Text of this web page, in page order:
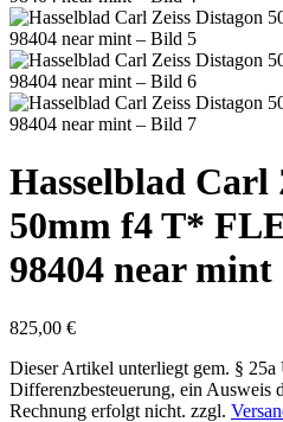
Hasselblad Carl
50mm f4 T*
98404 near mint
825,00 €
Dieser Artikel unterliegt gem. § 25a
Differenzbesteuerung, ein Ausweis
Rechnung erfolgt nicht. zzgl.